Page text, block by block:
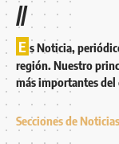
//
E s Noticia,
región. Nuestro
más importantes del
Secciones de Noticias